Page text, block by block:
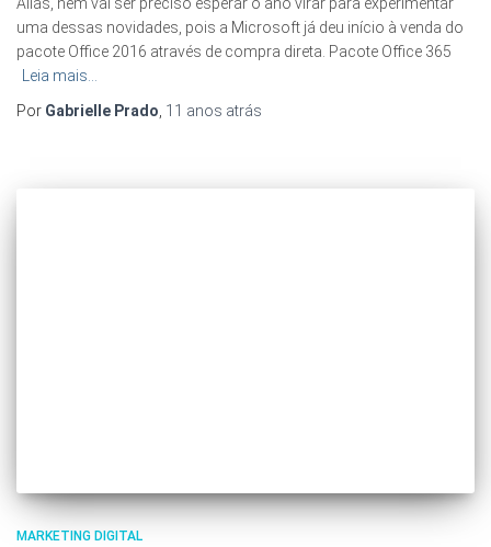
uma dessas novidades, pois a Microsoft já deu início à venda do
pacote Office 2016 através de compra direta. Pacote Office 365
Leia mais…
Por Gabrielle Prado 11 anos atrás
MARKETING DIGITAL